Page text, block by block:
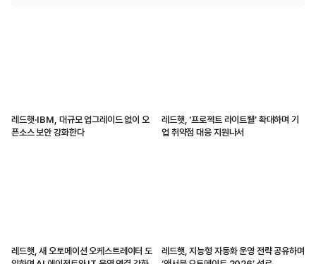
레드햇·IBM, 대규모 업그레이드 없이 오
픈소스 보안 강화한다
레드햇, ‘프로젝트 라이트웰’ 확대하며 기
업 취약점 대응 지원나서
레드햇, 새 오토메이션 오케스트레이터 도
레드햇, 지능형 자동화 운영 전략 공유하며